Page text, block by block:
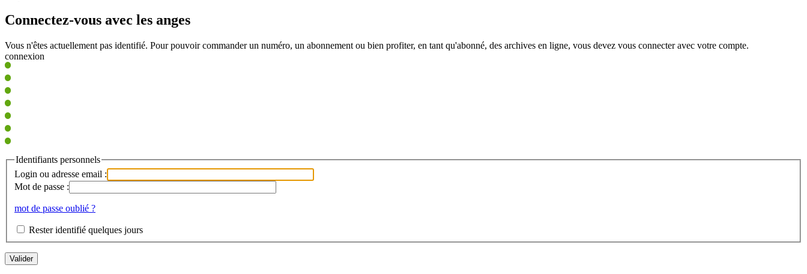
Connectez-vous avec les anges
Vous n'êtes actuellement pas identifié. Pour pouvoir commander un numéro, un abonnement ou bien profiter, en tant qu'abonné, des archives en ligne, vous devez vous connecter avec votre compte.
connexion
Identifiants personnels
Login ou adresse email :
Mot de passe :
mot de passe oublié ?
Rester identifié quelques jours